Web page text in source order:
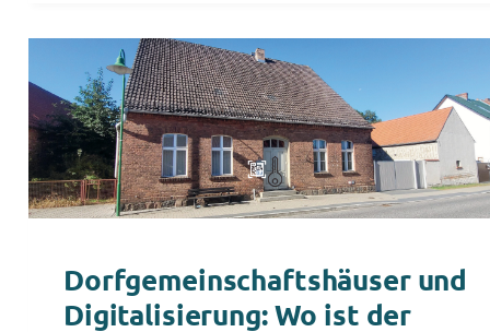
Dorfgemeinschaftshäuser und
Digitalisierung: Wo ist der